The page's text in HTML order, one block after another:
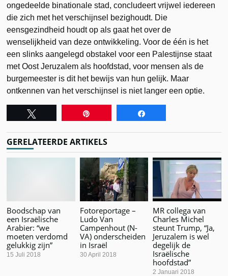
ongedeelde binationale stad, concludeert vrijwel iedereen
die zich met het verschijnsel bezighoudt. Die
eensgezindheid houdt op als gaat het over de
wenselijkheid van deze ontwikkeling. Voor de één is het
een slinks aangelegd obstakel voor een Palestijnse staat
met Oost Jeruzalem als hoofdstad, voor mensen als de
burgemeester is dit het bewijs van hun gelijk. Maar
ontkennen van het verschijnsel is niet langer een optie.
GERELATEERDE ARTIKELS
Boodschap van
een Israëlische
Arabier: “we
moeten verdomd
gelukkig zijn”
15 Juli 2018
Fotoreportage –
Ludo Van
Campenhout (N-
VA) onderscheiden
in Israël
30 April 2018
MR collega van
Charles Michel
steunt Trump, “Ja,
Jeruzalem is wel
degelijk de
Israëlische
hoofdstad”
2 Januari 2018